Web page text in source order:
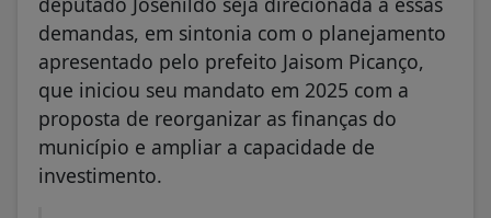
demandas, em sintonia com o planejamento
apresentado pelo prefeito Jaisom Picanço,
que iniciou seu mandato em 2025 com a
proposta de reorganizar as finanças do
município e ampliar a capacidade de
investimento.